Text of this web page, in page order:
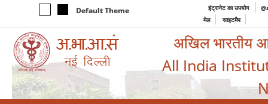
Default Theme इंट्रानेट का उपयोग
मेल
साइटमैप
अखिल भारतीय
All India